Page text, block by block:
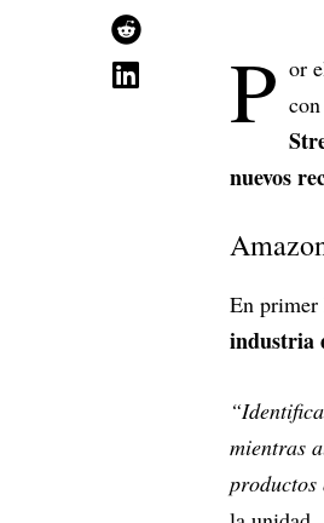
P or
nuevos
En primer
industria
mientras
productos